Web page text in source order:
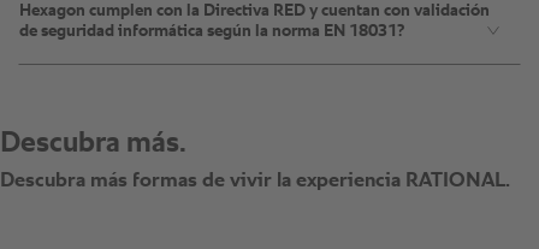
Hexagon cumplen con la Directiva RED y cuentan con validación
de seguridad informática según la norma EN 18031?